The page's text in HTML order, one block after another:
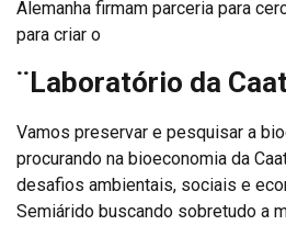
Alemanha firmam parceria para
para criar o
¨Laboratório da
Vamos preservar e pesquisar a
procurando na bioeconomia da
desafios ambientais, sociais e
Semiárido buscando sobretudo a